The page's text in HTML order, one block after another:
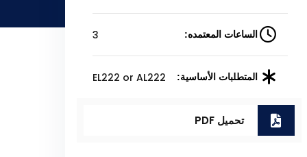
الساعات المعتمده: 3
المتطلبات الأساسية: EL222 or AL222
تحميل PDF